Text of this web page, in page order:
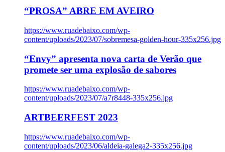
“PROSA” ABRE EM AVEIRO
https://www.ruadebaixo.com/wp-
content/uploads/2023/07/sobremesa-golden-hour-335x256.jpg
“Envy” apresenta nova carta de Verão que
promete ser uma explosão de sabores
https://www.ruadebaixo.com/wp-
content/uploads/2023/07/a7r8448-335x256.jpg
ARTBEERFEST 2023
https://www.ruadebaixo.com/wp-
content/uploads/2023/06/aldeia-galega2-335x256.jpg